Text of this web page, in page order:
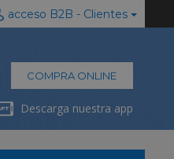
acceso B2B - Clientes
COMPRA ONLINE
Descarga nuestra app